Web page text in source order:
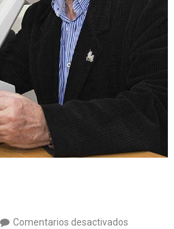
Comentarios desactivadosen